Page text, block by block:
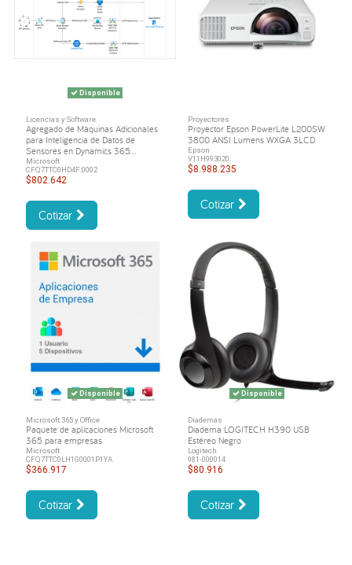
Disponible
Licencias y Software
Agregado de Máquinas Adicionales
para Inteligencia de Datos de
Sensores en Dynamics 365...
Microsoft
CFQ7TTC0HD4F:0002
$802.642
Cotizar
Proyectores
Proyector Epson PowerLite L200SW
3800 ANSI Lumens WXGA 3LCD
Epson
V11H993020.
$8.988.235
Cotizar
Disponible
Microsoft 365 y Office
Paquete de aplicaciones Microsoft
365 para empresas
Microsoft
CFQ7TTC0LH1G0001P1YA
$366.917
Cotizar
Disponible
Diademas
Diadema LOGITECH H390 USB
Estéreo Negro
Logitech
981-000014
$80.916
Cotizar